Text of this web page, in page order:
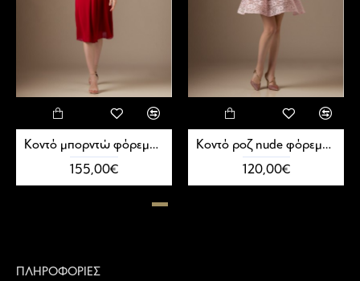
Kοντό μπορντώ φόρεμα με διαφάνεια
155,00€
Kοντό ροζ nude φόρεμα με ντεκολτέ
120,00€
ΠΛΗΡΟΦΟΡΊΕΣ